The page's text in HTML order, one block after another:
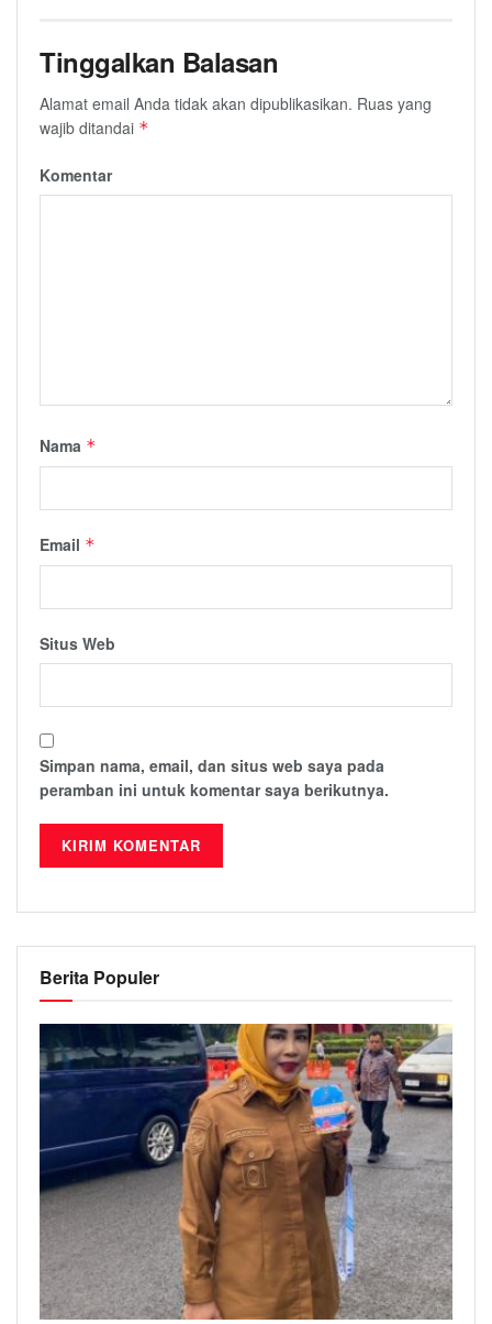
Tinggalkan Balasan
Alamat email Anda tidak akan dipublikasikan. Ruas yang
wajib ditandai *
Komentar
Nama *
Email *
Situs Web
Simpan nama, email, dan situs web saya pada
peramban ini untuk komentar saya berikutnya.
Berita Populer